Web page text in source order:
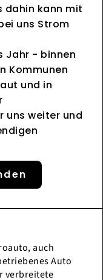
dahin kann mit
uns Strom
Jahr - binnen
Kommunen
und in
uns weiter und
auch
Auto
verbreitete